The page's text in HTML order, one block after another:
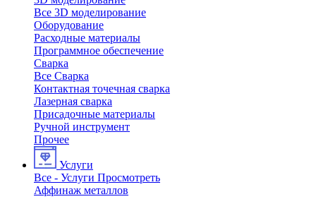
Все 3D моделирование
Оборудование
Расходные материалы
Программное обеспечение
Сварка
Все Сварка
Контактная точечная сварка
Лазерная сварка
Присадочные материалы
Ручной инструмент
Прочее
Услуги
Все - Услуги Просмотреть
Аффинаж металлов